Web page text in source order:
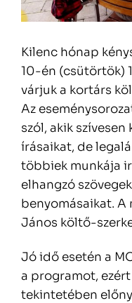
Kilenc hónap
10-én (csütörtök)
várjuk a kortárs
Az
szól, akik
írásaikat, de
többiek munkája
elhangzó
benyomásaikat.
János költő-
Jó idő esetén a
a programot,
tekintetében